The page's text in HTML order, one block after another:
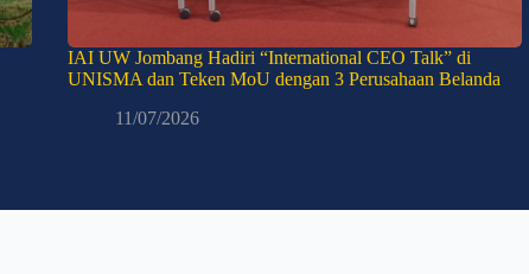
IAI UW Jombang Hadiri “International CEO Talk” di
UNISMA dan Teken MoU dengan 3 Perusahaan Belanda
11/07/2026